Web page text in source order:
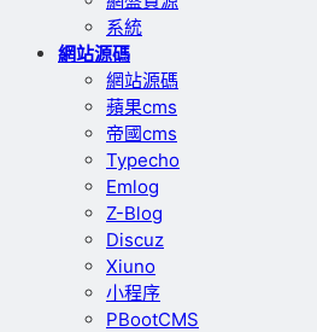
系統
網站源碼
網站源碼
蘋果cms
帝國cms
Typecho
Emlog
Z-Blog
Discuz
Xiuno
小程序
PBootCMS